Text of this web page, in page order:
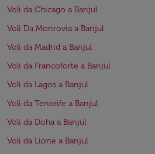
Voli da Chicago a Banjul
Voli Da Monrovia a Banjul
Voli da Madrid a Banjul
Voli da Francoforte a Banjul
Voli da Lagos a Banjul
Voli da Tenerife a Banjul
Voli da Doha a Banjul
Voli da Lione a Banjul